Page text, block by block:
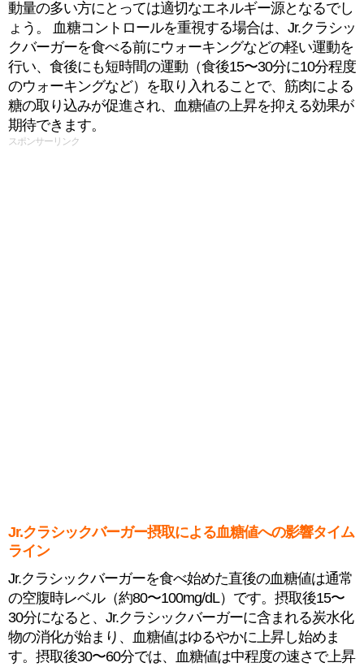
動量の多い方にとっては適切なエネルギー源となるでし
ょう。 血糖コントロールを重視する場合は、Jr.クラシッ
クバーガーを食べる前にウォーキングなどの軽い運動を
行い、食後にも短時間の運動（食後15〜30分に10分程度
のウォーキングなど）を取り入れることで、筋肉による
糖の取り込みが促進され、血糖値の上昇を抑える効果が
期待できます。
スポンサーリンク
Jr.クラシックバーガー摂取による血糖値への影響タイム
ライン
Jr.クラシックバーガーを食べ始めた直後の血糖値は通常
の空腹時レベル（約80〜100mg/dL）です。摂取後15〜
30分になると、Jr.クラシックバーガーに含まれる炭水化
物の消化が始まり、血糖値はゆるやかに上昇し始めま
す。摂取後30〜60分では、血糖値は中程度の速さで上昇